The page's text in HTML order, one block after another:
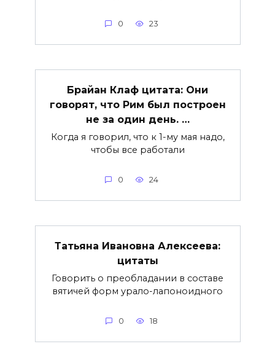
0 23
Брайан Клаф цитата: Они
говорят, что Рим был построен
не за один день. …
Когда я говорил, что к 1-му мая надо,
чтобы все работали
0 24
Татьяна Ивановна Алексеева:
цитаты
Говорить о преобладании в составе
вятичей форм урало-лапоноидного
0 18